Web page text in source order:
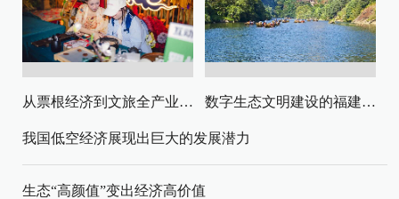
从票根经济到文旅全产业链升级 数字生态文明建设的福建路径与启示
我国低空经济展现出巨大的发展潜力
生态“高颜值”变出经济高价值